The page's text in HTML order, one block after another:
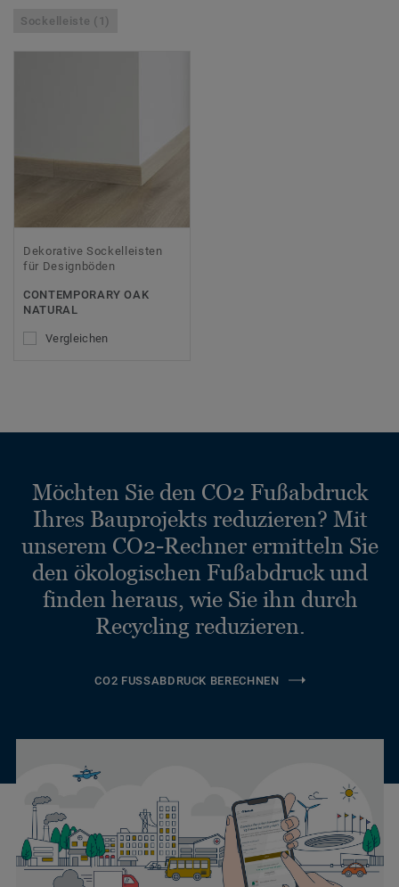
Sockelleiste (1)
Dekorative Sockelleisten
für Designböden
CONTEMPORARY OAK
NATURAL
Vergleichen
Möchten Sie den CO2 Fußabdruck
Ihres Bauprojekts reduzieren? Mit
unserem CO2-Rechner ermitteln Sie
den ökologischen Fußabdruck und
finden heraus, wie Sie ihn durch
Recycling reduzieren.
CO2 FUSSABDRUCK BERECHNEN